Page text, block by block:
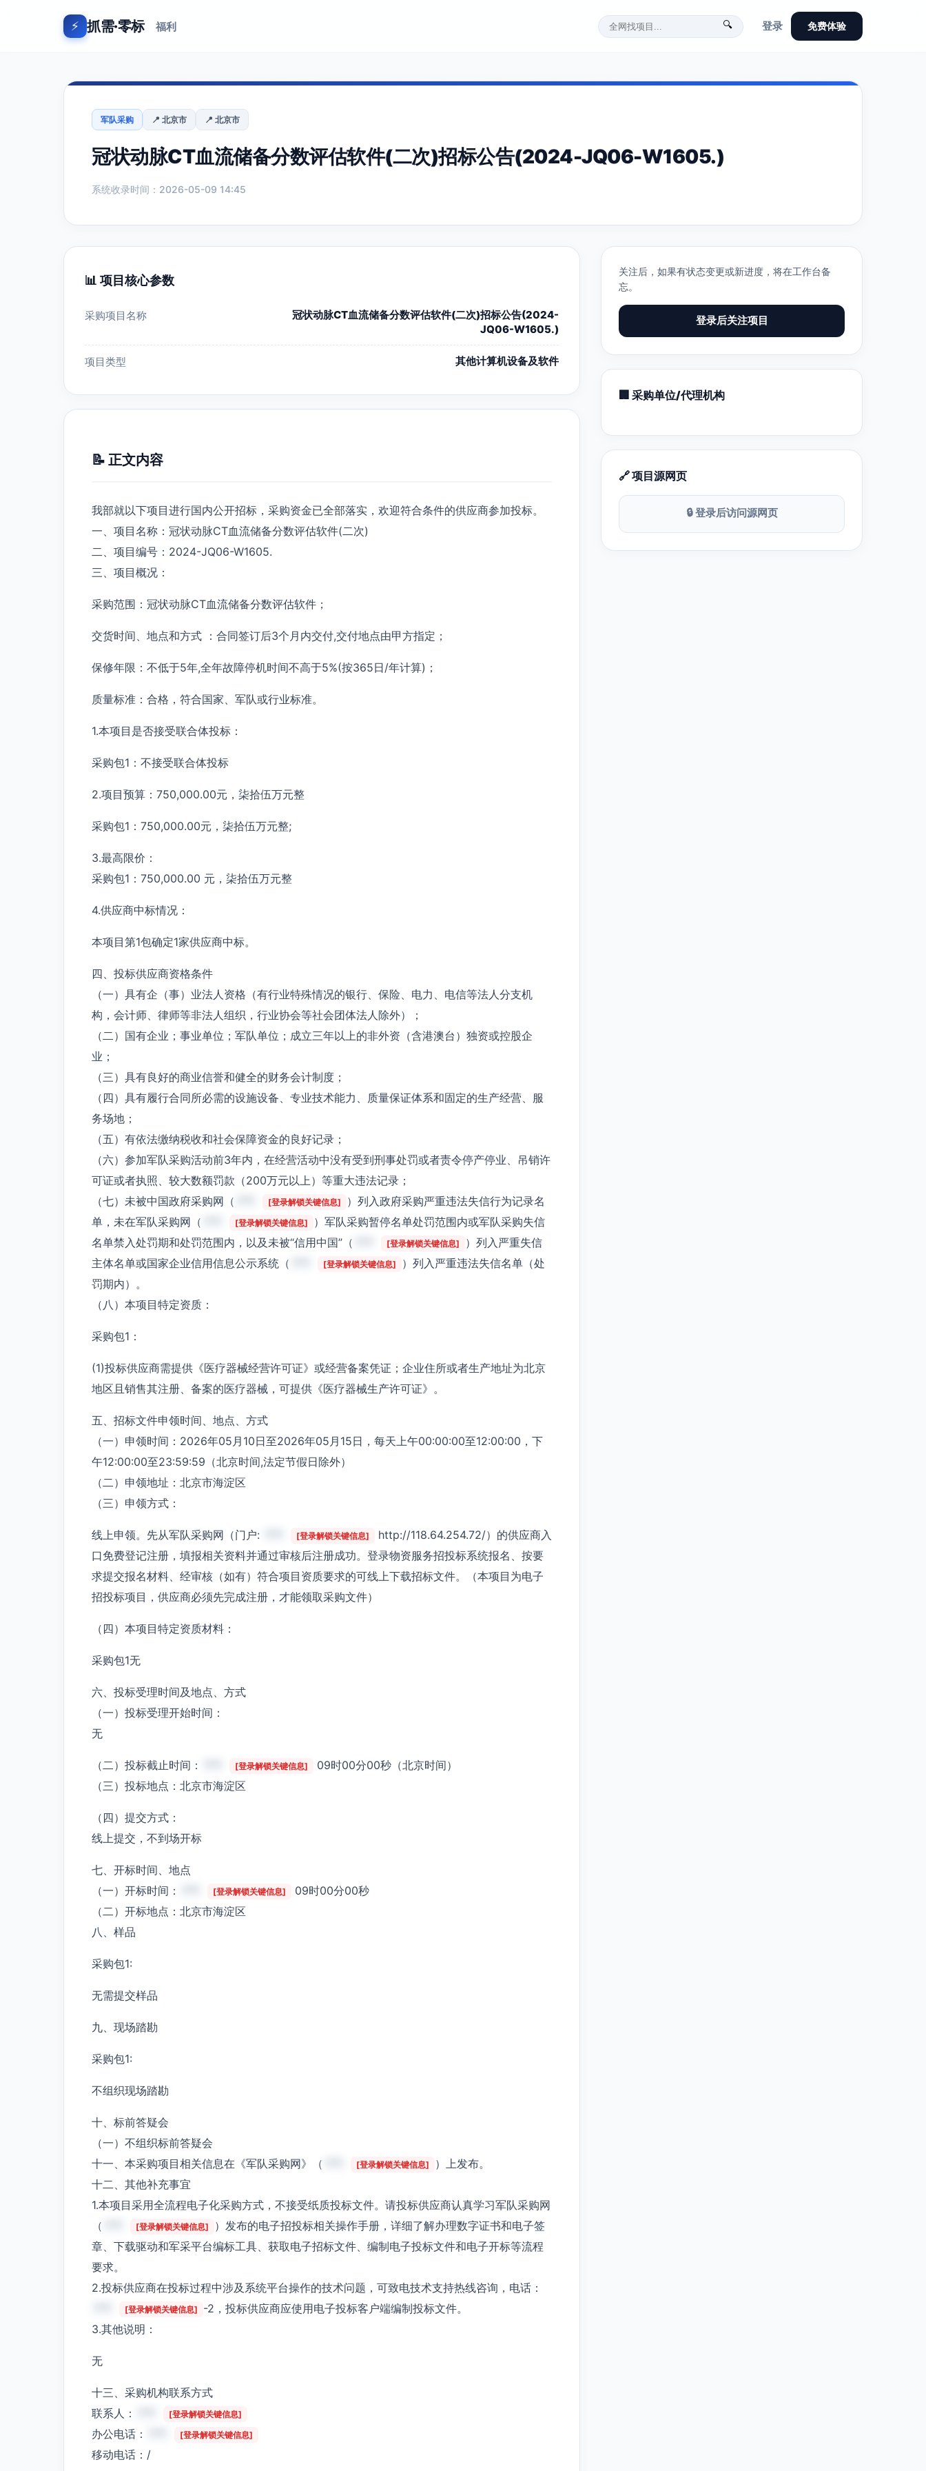
⚡ 抓需·零标 福利 🔍 登录 免费体验
军队采购 📍 北京市 📍 北京市
冠状动脉CT血流储备分数评估软件(二次)招标公告(2024-JQ06-W1605.)
系统收录时间：2026-05-09 14:45
📊 项目核心参数
采购项目名称
冠状动脉CT血流储备分数评估软件(二次)招标公告(2024-
JQ06-W1605.)
项目类型 其他计算机设备及软件
📝 正文内容
我部就以下项目进行国内公开招标，采购资金已全部落实，欢迎符合条件的供应商参加投标。
一、项目名称：冠状动脉CT血流储备分数评估软件(二次)
二、项目编号：2024-JQ06-W1605.
三、项目概况：
采购范围：冠状动脉CT血流储备分数评估软件；
交货时间、地点和方式 ：合同签订后3个月内交付,交付地点由甲方指定；
保修年限：不低于5年,全年故障停机时间不高于5%(按365日/年计算)；
质量标准：合格，符合国家、军队或行业标准。
1.本项目是否接受联合体投标：
采购包1：不接受联合体投标
2.项目预算：750,000.00元，柒拾伍万元整
采购包1：750,000.00元，柒拾伍万元整;
3.最高限价：
采购包1：750,000.00 元，柒拾伍万元整
4.供应商中标情况：
本项目第1包确定1家供应商中标。
四、投标供应商资格条件
（一）具有企（事）业法人资格（有行业特殊情况的银行、保险、电力、电信等法人分支机
构，会计师、律师等非法人组织，行业协会等社会团体法人除外）；
（二）国有企业；事业单位；军队单位；成立三年以上的非外资（含港澳台）独资或控股企
业；
（三）具有良好的商业信誉和健全的财务会计制度；
（四）具有履行合同所必需的设施设备、专业技术能力、质量保证体系和固定的生产经营、服
务场地；
（五）有依法缴纳税收和社会保障资金的良好记录；
（六）参加军队采购活动前3年内，在经营活动中没有受到刑事处罚或者责令停产停业、吊销许
可证或者执照、较大数额罚款（200万元以上）等重大违法记录；
（七）未被中国政府采购网（
[登录解锁关键信息]
）列入政府采购严重违法失信行为记录名
单，未在军队采购网（
[登录解锁关键信息]
）军队采购暂停名单处罚范围内或军队采购失信
名单禁入处罚期和处罚范围内，以及未被“信用中国”（
[登录解锁关键信息]
）列入严重失信
主体名单或国家企业信用信息公示系统（
[登录解锁关键信息]
）列入严重违法失信名单（处
罚期内）。
（八）本项目特定资质：
采购包1：
(1)投标供应商需提供《医疗器械经营许可证》或经营备案凭证；企业住所或者生产地址为北京
地区且销售其注册、备案的医疗器械，可提供《医疗器械生产许可证》。
五、招标文件申领时间、地点、方式
（一）申领时间：2026年05月10日至2026年05月15日，每天上午00:00:00至12:00:00，下
午12:00:00至23:59:59（北京时间,法定节假日除外）
（二）申领地址：北京市海淀区
（三）申领方式：
线上申领。先从军队采购网（门户: [登录解锁关键信息]
http://118.64.254.72/）的供应商入
口免费登记注册，填报相关资料并通过审核后注册成功。登录物资服务招投标系统报名、按要
求提交报名材料、经审核（如有）符合项目资质要求的可线上下载招标文件。（本项目为电子
招投标项目，供应商必须先完成注册，才能领取采购文件）
（四）本项目特定资质材料：
采购包1无
六、投标受理时间及地点、方式
（一）投标受理开始时间：
无
（二）投标截止时间： [登录解锁关键信息]
09时00分00秒（北京时间）
（三）投标地点：北京市海淀区
（四）提交方式：
线上提交，不到场开标
七、开标时间、地点
（一）开标时间：
[登录解锁关键信息]
09时00分00秒
（二）开标地点：北京市海淀区
八、样品
采购包1:
无需提交样品
九、现场踏勘
采购包1:
不组织现场踏勘
十、标前答疑会
（一）不组织标前答疑会
十一、本采购项目相关信息在《军队采购网》（
[登录解锁关键信息]
）上发布。
十二、其他补充事宜
1.本项目采用全流程电子化采购方式，不接受纸质投标文件。请投标供应商认真学习军队采购网
（
[登录解锁关键信息]
）发布的电子招投标相关操作手册，详细了解办理数字证书和电子签
章、下载驱动和军采平台编标工具、获取电子招标文件、编制电子投标文件和电子开标等流程
要求。
2.投标供应商在投标过程中涉及系统平台操作的技术问题，可致电技术支持热线咨询，电话：
[登录解锁关键信息]
-2，投标供应商应使用电子投标客户端编制投标文件。
3.其他说明：
无
十三、采购机构联系方式
联系人：
[登录解锁关键信息]
办公电话： [登录解锁关键信息]
移动电话：/
关注后，如果有状态变更或新进度，将在工作台备
忘。
登录后关注项目
🏢 采购单位/代理机构
🔗 项目源网页
🔒 登录后访问源网页